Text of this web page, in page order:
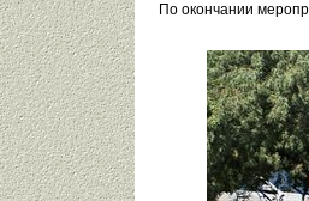
По окончании